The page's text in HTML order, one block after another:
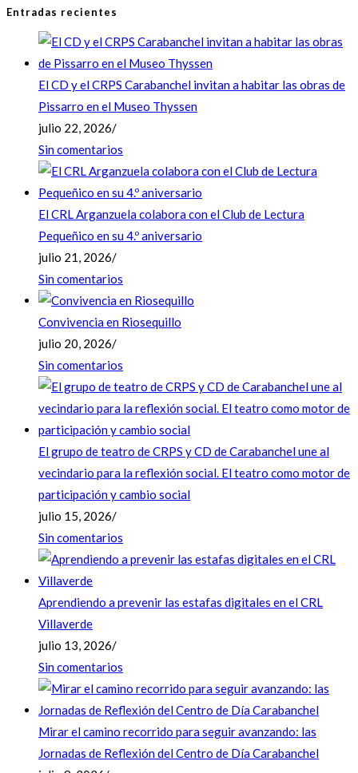
Entradas recientes
El CD y el CRPS Carabanchel invitan a habitar las obras de
Pissarro en el Museo Thyssen
julio 22, 2026/
Sin comentarios
El CRL Arganzuela colabora con el Club de Lectura
Pequeñico en su 4.º aniversario
julio 21, 2026/
Sin comentarios
Convivencia en Riosequillo
julio 20, 2026/
Sin comentarios
El grupo de teatro de CRPS y CD de Carabanchel une al
vecindario para la reflexión social. El teatro como motor de
participación y cambio social
julio 15, 2026/
Sin comentarios
Aprendiendo a prevenir las estafas digitales en el CRL
Villaverde
julio 13, 2026/
Sin comentarios
Mirar el camino recorrido para seguir avanzando: las
Jornadas de Reflexión del Centro de Día Carabanchel